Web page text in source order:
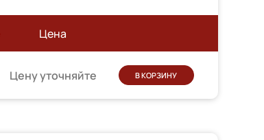
Цена
Цену уточняйте В КОРЗИНУ